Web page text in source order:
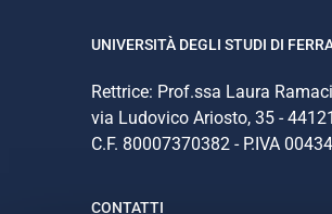
UNIVERSITÀ DEGLI STUDI DI
Rettrice: Prof.ssa Laura
via Ludovico Ariosto, 35 -
C.F. 80007370382 - P.IVA
CONTATTI